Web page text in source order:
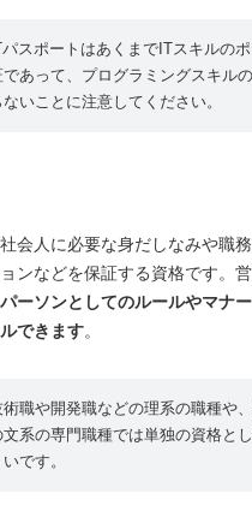
パスポートはあくまでITスキルの
であって、プログラミングスキル
ないことに注意してください。
会人に必要な身だしなみや職
ンなどを保証する資格です。
ーソンとしてのルールやマナ
できます。
術職や開発職などの理系の職種や
文系の専門職種では単独の資格と
いです。